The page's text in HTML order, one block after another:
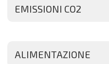
EMISSIONI CO2
ALIMENTAZIONE